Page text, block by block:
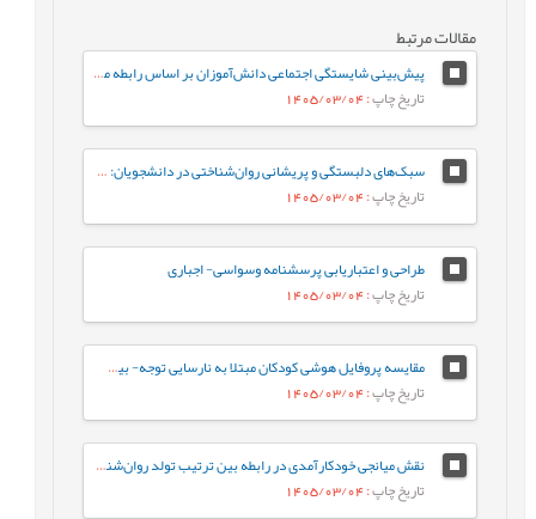
مقالات مرتبط
پیش‌بینی شایستگی اجتماعی دانش‌آموزان بر اساس رابطه معلم-دانش‌آموز و احساس تعلق به مدرسه: نقش واسطه‌ای تنظیم رفتاری هیجان
تاریخ چاپ: 1405/03/04
سبک‌های دلبستگی و پریشانی روان‌شناختی در دانشجویان: نقش واسطه‌ای تنظیم هیجان بین فردی
تاریخ چاپ: 1405/03/04
طراحی و اعتباریابی پرسشنامه وسواسی- اجباری
تاریخ چاپ: 1405/03/04
مقایسه پروفایل هوشی کودکان مبتلا به نارسایی توجه- بیش‌فعالی با کودکان عادی براساس شاخص‌های جانبی و مکمل آزمون WISC-V
تاریخ چاپ: 1405/03/04
نقش میانجی خودکارآمدی در رابطه‌ بین ترتیب تولد روان‌شناختی و جوخانواده با رفتارهای جامعه پسند در دانشجویان
تاریخ چاپ: 1405/03/04